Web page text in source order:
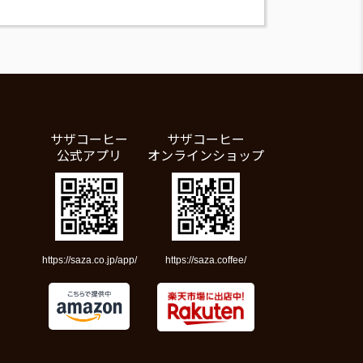
サザコーヒー
公式アプリ
https://saza.co.jp/app/
サザコーヒー
オンラインショップ
https://saza.coffee/